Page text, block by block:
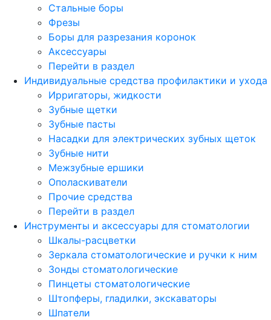
Стальные боры
Фрезы
Боры для разрезания коронок
Аксессуары
Перейти в раздел
Индивидуальные средства профилактики и ухода
Ирригаторы, жидкости
Зубные щетки
Зубные пасты
Насадки для электрических зубных щеток
Зубные нити
Межзубные ершики
Ополаскиватели
Прочие средства
Перейти в раздел
Инструменты и аксессуары для стоматологии
Шкалы-расцветки
Зеркала стоматологические и ручки к ним
Зонды стоматологические
Пинцеты стоматологические
Штопферы, гладилки, экскаваторы
Шпатели